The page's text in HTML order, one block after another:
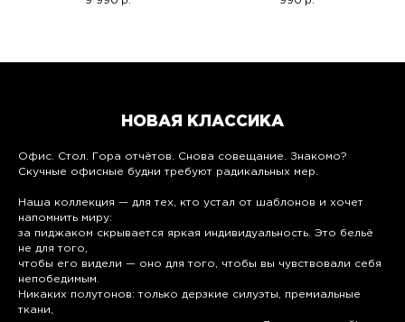
НОВАЯ КЛАССИКА
Офис. Стол. Гора отчётов. Снова совещание. Знакомо?
Скучные офисные будни требуют радикальных мер.
Наша коллекция — для тех, кто устал от шаблонов и хочет
напомнить миру:
за пиджаком скрывается яркая индивидуальность. Это бельё
не для того,
чтобы его видели — оно для того, чтобы вы чувствовали себя
непобедимым.
Никаких полутонов: только дерзкие силуэты, премиальные
ткани,